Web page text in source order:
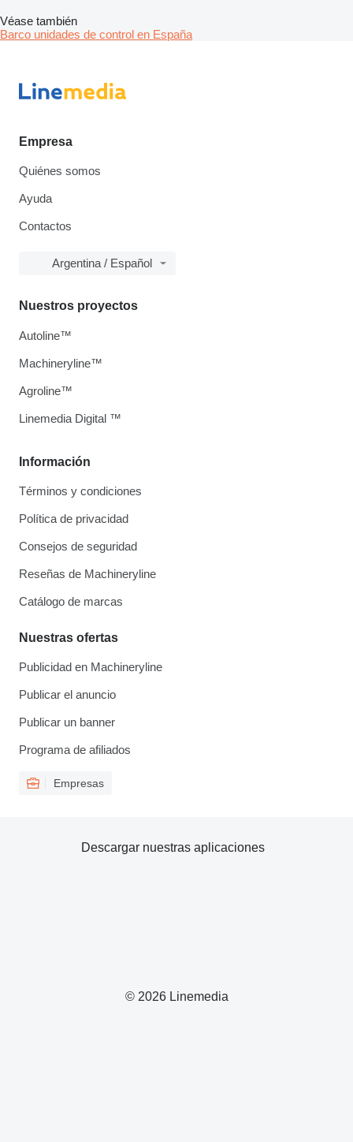
Véase también
Barco unidades de control en España
Empresa
Quiénes somos
Ayuda
Contactos
Argentina / Español
Información
Términos y condiciones
Política de privacidad
Consejos de seguridad
Reseñas de Machineryline
Catálogo de marcas
Nuestras ofertas
Publicidad en Machineryline
Publicar el anuncio
Publicar un banner
Programa de afiliados
Empresas
Nuestros proyectos
Autoline™
Machineryline™
Agroline™
Linemedia Digital ™
© 2026 Linemedia
Descargar nuestras aplicaciones